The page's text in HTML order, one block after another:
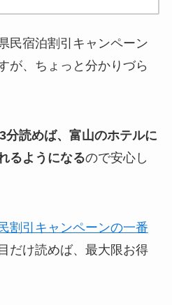
民宿泊割引キャンペーン
が、ちょっと分かりづら
分読めば、富山のホテルに
るようになるので安心し
割引キャンペーンの一番
だけ読めば、最大限お得